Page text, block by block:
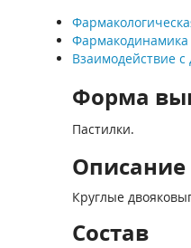
Фармакодинамика
Взаимодействие
Форма
Пастилки.
Описание
Круглые
Состав